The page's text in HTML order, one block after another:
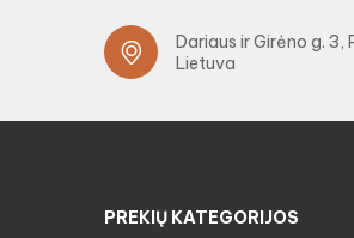
Dariaus ir Girėno g. 3,
Lietuva
PREKIŲ KATEGORIJOS